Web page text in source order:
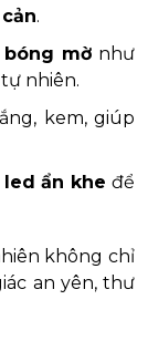
.
bóng mờ như
nhiên.
kem, giúp
ẩn khe để
không chỉ
an yên, thư